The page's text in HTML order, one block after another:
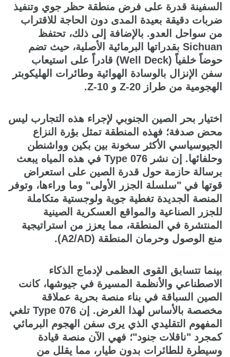
السفينة قدرة على فرض منطقة حظر جوي وتنفيذ
ضربات دقيقة بعيدة المدى دون الحاجة للاقتراب
من سواحل العدو. بالإضافة إلى ذلك، تحتفظ
Sichuan بقدراتها البرمائية الأصلية، حيث تضم
حوضاً خلفياً (Well Deck) قادراً على استيعاب
سفن الإنزال بالوسادة الهوائية وطائرات الهليكوبتر
الهجومية من طراز Z-20 و Z-10.
اختيار بحر الصين الجنوبي لإجراء هذه التجارب ليس
محض صدفة؛ فهذه المنطقة تمثل بؤرة النزاع
الجيوسياسي الأكثر سخونة بين بكين وواشنطن
وحلفائها. إن نشر Type 076 في هذه المياه يبعث
برسالة حازمة حول قدرة الصين على استعراض
قوتها في "سلسلة الجزر الأولى" وما وراءها، وتوفر
المنصة الجديدة تغطية جوية ولوجستية متكاملة
للجزر الصناعية والمواقع العسكرية الصينية
المنتشرة في المنطقة، مما يعزز من استراتيجية
منع الوصول وحرمان المنطقة (A2/AD).
بينما تتسابق القوى العظمى لإدماج الذكاء
الاصطناعي والأنظمة المسيرة في جيوشها، كانت
الصين السباقة في بناء منصة بحرية عملاقة
مخصصة بالأساس لهذا الغرض. إن Type 076 تلغي
المفهوم التقليدي الذي يرى سفن الهجوم البرمائي
كمجرد "ناقلات جنود"؛ فهي الآن منصة قيادة
وسيطرة للطائرات بدون طيار، مما يقلل من